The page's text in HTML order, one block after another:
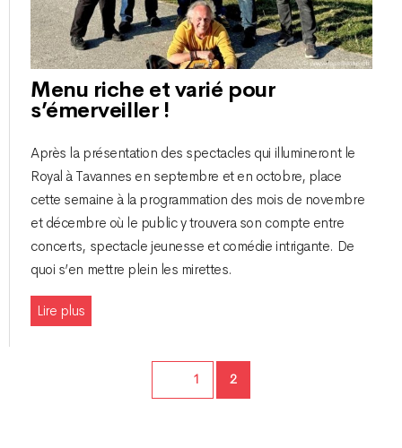
Menu riche et varié pour
s’émerveiller !
Après la présentation des spectacles qui illumineront le
Royal à Tavannes en septembre et en octobre, place
cette semaine à la programmation des mois de novembre
et décembre où le public y trouvera son compte entre
concerts, spectacle jeunesse et comédie intrigante. De
quoi s’en mettre plein les mirettes.
Lire plus
Page1 Page
2